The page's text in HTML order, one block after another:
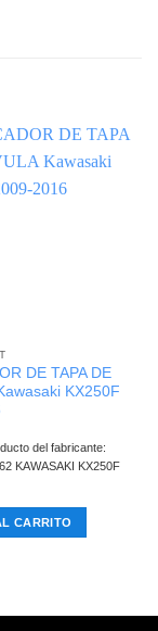
DE TAPA DE
KX250F
del fabricante:
KAWASAKI KX250F
CARRITO